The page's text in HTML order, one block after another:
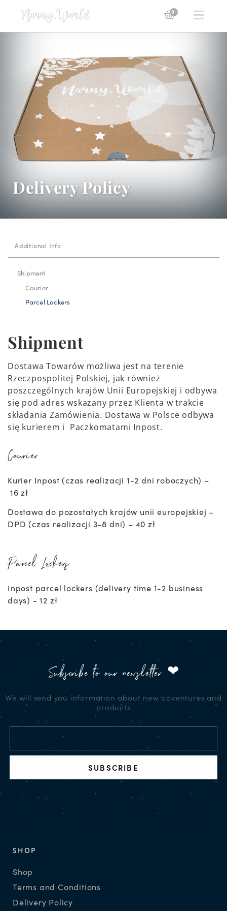
0
Delivery Policy
Additional Info
Shipment
Courier
Parcel Lockers
Shipment
Dostawa Towarów możliwa jest na terenie
Rzeczpospolitej Polskiej, jak również
poszczególnych krajów Unii Europejskiej i odbywa
się pod adres wskazany przez Klienta w trakcie
składania Zamówienia. Dostawa w Polsce odbywa
się kurierem i Paczkomatami Inpost.
Courier
Kurier Inpost (czas realizacji 1-2 dni roboczych) –
16 zł
Dostawa do pozostałych krajów unii europejskiej –
DPD (czas realizacji 3-8 dni) – 40 zł
Parcel Lockers
Inpost parcel lockers (delivery time 1-2 business
days) -12 zł
Subscribe to our newsletter ❤
We will send you information about new adventures and
products
SUBSCRIBE
SHOP
Shop
Terms and Conditions
Delivery Policy